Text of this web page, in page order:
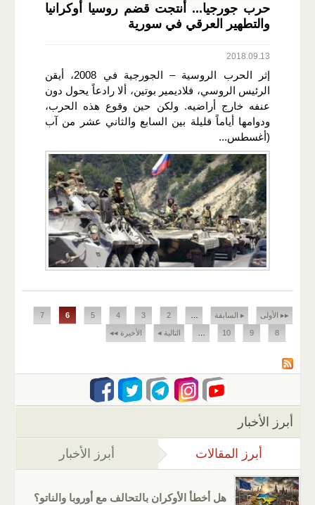
حرب جورجيا... أنتجت قضم روسيا أوكرانيا
والتطهير العرقي في سورية
2018.09.13
إثر الحرب الروسية – الجورجية في 2008، أيقن
الرئيس الروسي، فلاديمير بوتين، ألا رادعاً يحول دون
عنفه خارج أراضيه. ولكن حين وقوع هذه الحرب،
ودوامها أياماً قليلة بين السابع والثاني عشر من آب
(أغسطس...
الصفحات
▸▸ الأولى ▸ السابقة 2
3
4
5
6
7
8
9
10 التالية ◂ الأخيرة ◂◂
أبرز الأخبار
أبرز المقالات (علامة التبويب النشطة)
أبرز الأخبار
هل أخطأ الأوكران بالتحالف مع أوروبا والناتو؟